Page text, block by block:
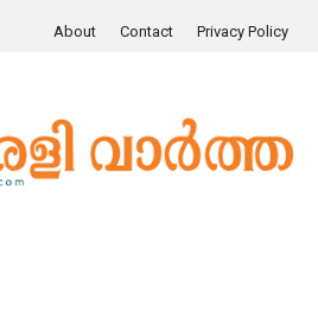
About Contact Privacy Policy